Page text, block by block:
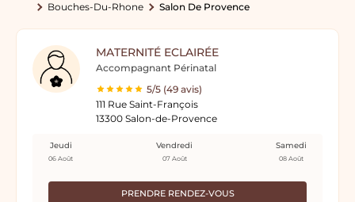
Bouches-Du-Rhone
Salon De Provence
MATERNITÉ ECLAIRÉE
Accompagnant Périnatal
5/5 (49 avis)
111 Rue Saint-François
13300 Salon-de-Provence
PRENDRE RENDEZ-VOUS
Jeudi
06 Août
Vendredi
07 Août
Samedi
08 Août